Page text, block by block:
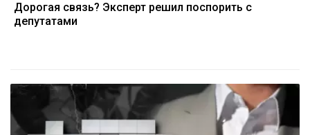
Дорогая связь? Эксперт решил поспорить с
депутатами